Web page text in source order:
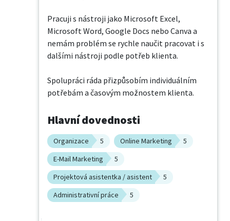
Pracuji s nástroji jako Microsoft Excel,
Microsoft Word, Google Docs nebo Canva a
nemám problém se rychle naučit pracovat i s
dalšími nástroji podle potřeb klienta.
Spolupráci ráda přizpůsobím individuálním
potřebám a časovým možnostem klienta.
Hlavní dovednosti
Organizace 5 Online Marketing
5
E-Mail Marketing
5
Projektová asistentka / asistent
5
Administrativní práce
5